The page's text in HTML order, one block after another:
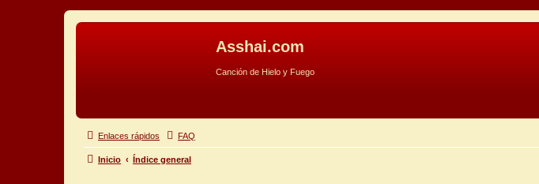
Asshai.com
Canción de Hielo y Fuego
Enlaces rápidos FAQ
Inicio Índice general